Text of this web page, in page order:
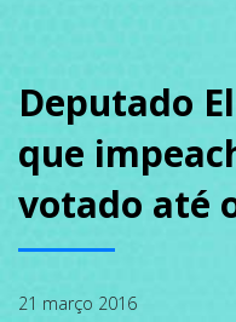
SOBRE
NOTÍCIAS
Deputado
que
votado até
21 março 2016